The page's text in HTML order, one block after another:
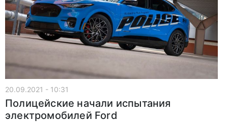
20.09.2021 - 10:31
Полицейские начали испытания
электромобилей Ford